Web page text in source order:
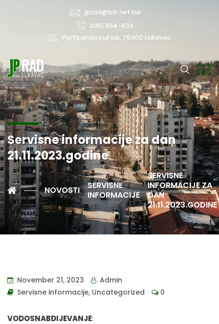
jprad@bih.net.ba
035/554-439
Partizanski put bb, 75300 Lukavac
Servisne informacije za dan
21.11.2023.godine
NOVOSTI
SERVISNE
INFORMACIJE
SERVISNE
INFORMACIJE ZA
DAN
21.11.2023.GODINE
November 21, 2023
Admin
Servisne informacije, Uncategorized 0
VODOSNABDIJEVANJE: